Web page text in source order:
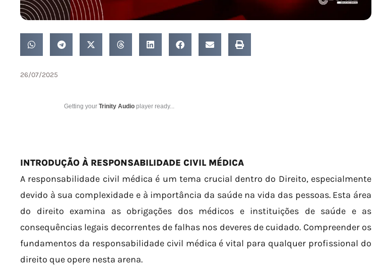
26/07/2025
Getting your Trinity Audio player ready...
INTRODUÇÃO À RESPONSABILIDADE CIVIL MÉDICA
A responsabilidade civil médica é um tema crucial dentro do Direito, especialmente
devido à sua complexidade e à importância da saúde na vida das pessoas. Esta área
do direito examina as obrigações dos médicos e instituições de saúde e as
consequências legais decorrentes de falhas nos deveres de cuidado. Compreender os
fundamentos da responsabilidade civil médica é vital para qualquer profissional do
direito que opere nesta arena.